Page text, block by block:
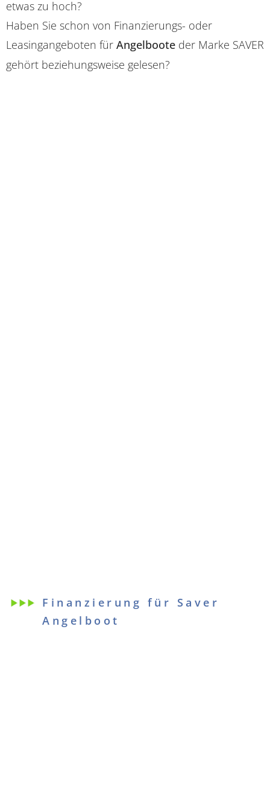
etwas zu hoch?
Haben Sie schon von Finanzierungs- oder
Leasingangeboten für Angelboote der Marke SAVER
gehört beziehungsweise gelesen?
Finanzierung für Saver
Angelboot